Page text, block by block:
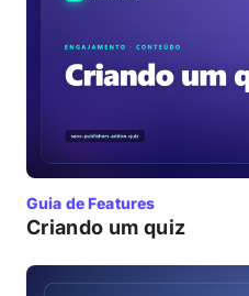
Guia de Features
Criando um quiz